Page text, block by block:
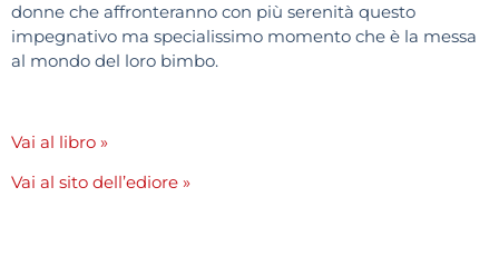
donne che affronteranno con più serenità questo
impegnativo ma specialissimo momento che è la messa
al mondo del loro bimbo.
Vai al libro »
Vai al sito dell’ediore »